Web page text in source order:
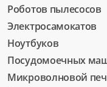
Роботов пылесосов
Электросамокатов
Ноутбуков
Посудомоечных
Микроволновой